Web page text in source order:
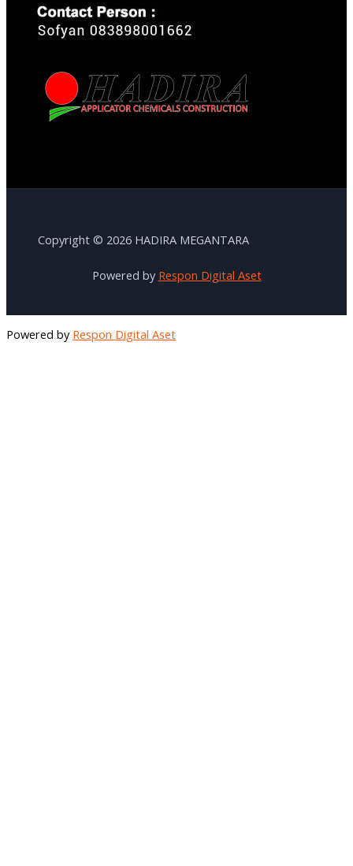
Copyright © 2026 HADIRA MEGANTARA
Powered by Respon Digital Aset
Powered by Respon Digital Aset